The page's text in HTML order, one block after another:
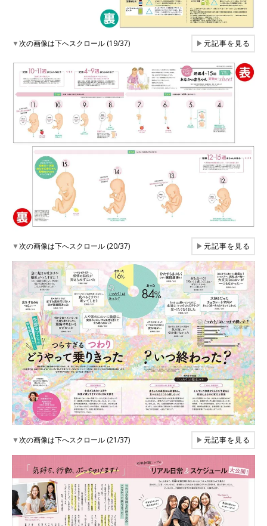
▼次の画像は下へスクロール (19/37) ▶元記事を見る
▼次の画像は下へスクロール (20/37) ▶元記事を見る
▼次の画像は下へスクロール (21/37) ▶元記事を見る